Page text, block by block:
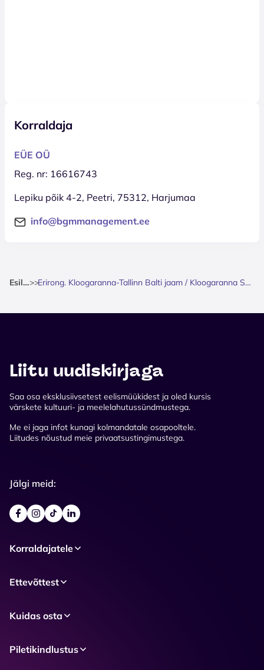
Korraldaja
EÜE OÜ
Reg. nr: 16616743
Lepiku põik 4-2, Peetri, 75312, Harjumaa
info@bgmmanagement.ee
Esileht>> Erirong. Kloogaranna-Tallinn Balti jaam / Kloogaranna Summerfest 2026
Liitu uudiskirjaga
Saa osa eksklusiivsetest eelismüükidest ja oled kursis
värskete kultuuri- ja meelelahutussündmustega.
Me ei jaga infot kunagi kolmandatale osapooltele.
Liitudes nõustud meie privaatsustingimustega.
Jälgi meid:
Korraldajatele
Ettevõttest
Kuidas osta
Piletikindlustus